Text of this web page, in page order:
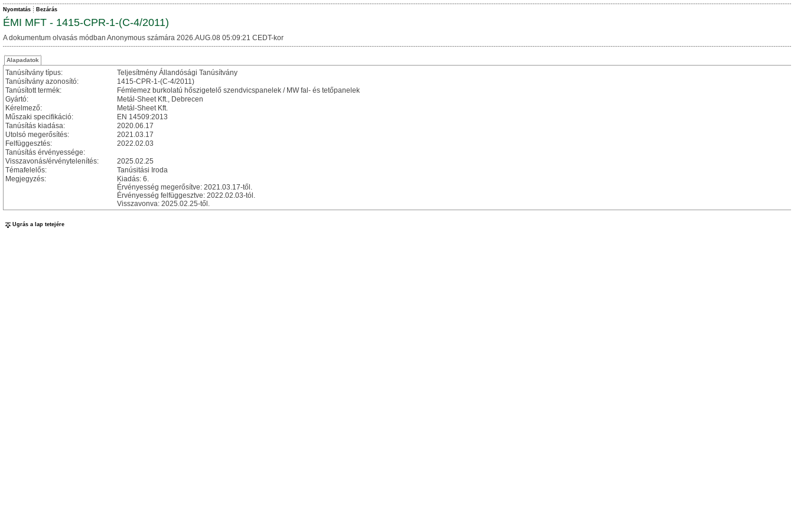
Nyomtatás Bezárás
ÉMI MFT - 1415-CPR-1-(C-4/2011)
A dokumentum olvasás módban Anonymous számára 2026.AUG.08 05:09:21 CEDT-kor
Alapadatok
Tanúsítvány típus:
Teljesítmény Állandósági Tanúsítvány
Tanúsítvány azonosító:
1415-CPR-1-(C-4/2011)
Tanúsított termék:
Fémlemez burkolatú hőszigetelő szendvicspanelek / MW fal- és tetőpanelek
Gyártó:
Metál-Sheet Kft., Debrecen
Kérelmező:
Metál-Sheet Kft.
Műszaki specifikáció:
EN 14509:2013
Tanúsítás kiadása:
2020.06.17
Utolsó megerősítés:
2021.03.17
Felfüggesztés:
2022.02.03
Tanúsítás érvényessége:
Visszavonás/érvénytelenítés:
2025.02.25
Témafelelős:
Tanúsitási Iroda
Megjegyzés:
Kiadás: 6.
Érvényesség megerősítve: 2021.03.17-től.
Érvényesség felfüggesztve: 2022.02.03-tól.
Visszavonva: 2025.02.25-től.
Ugrás a lap tetejére